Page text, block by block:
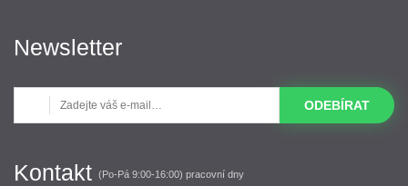
Newsletter
ODEBÍRAT
Kontakt (Po-Pá 9:00-16:00) pracovní dny